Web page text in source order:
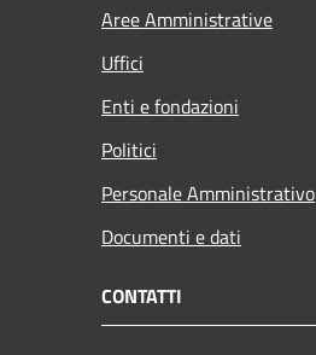
Aree Amministrative
Uffici
Enti e fondazioni
Politici
Personale Amministrativo
Documenti e dati
CONTATTI